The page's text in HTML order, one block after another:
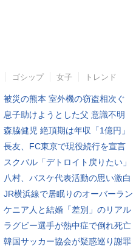
ゴシップ 女子 トレンド
被災の熊本 室外機の窃盗相次ぐ
息子助けようとした父 意識不明
森脇健児 絶頂期は年収「1億円」
長友、FC東京で現役続行を宣言
スクバル「デトロイト戻りたい」
八村、バスケ代表活動の思い激白
JR横浜線で居眠りのオーバーラン
ケニア人と結婚「差別」のリアル
ラグビー選手が熱中症で倒れ死亡
韓国サッカー協会が疑惑巡り謝罪